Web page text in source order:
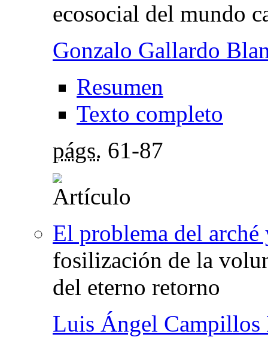
ecosocial del mundo
Gonzalo Gallardo
Resumen
Texto completo
págs. 61-87
El problema del
fosilización de la
del eterno retorno
Luis Ángel Campillos